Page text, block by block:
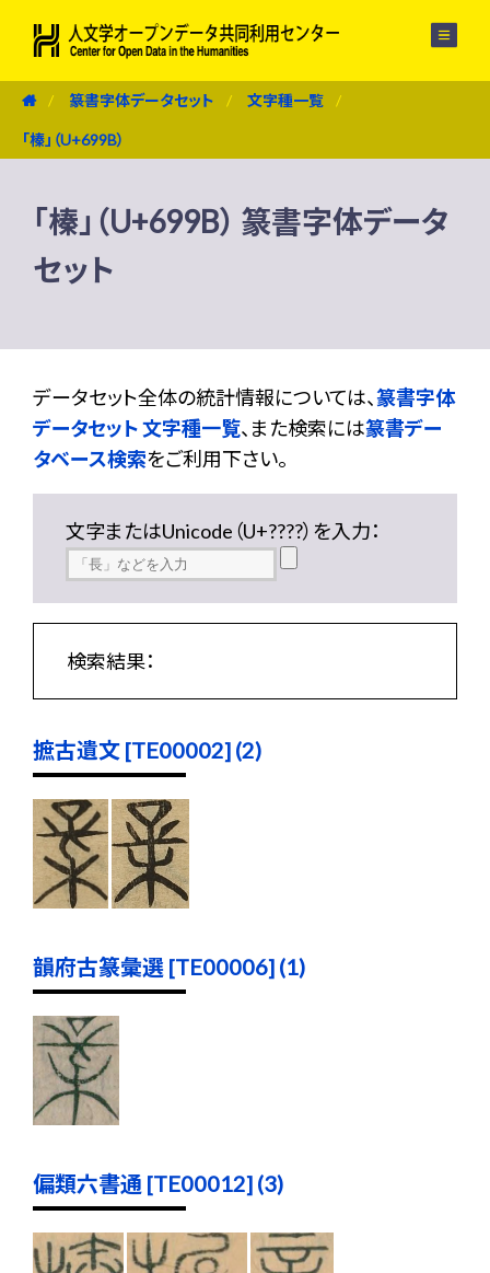
篆書字体データセット 文字種一覧
「榛」（U+699B）
「榛」（U+699B） 篆書字体データ
セット
データセット全体の統計情報については、篆書字体
データセット 文字種一覧、また検索には篆書デー
タベース検索をご利用下さい。
文字またはUnicode（U+????）を入力：
検索結果：
摭古遺文 [TE00002] (2)
韻府古篆彙選 [TE00006] (1)
偏類六書通 [TE00012] (3)